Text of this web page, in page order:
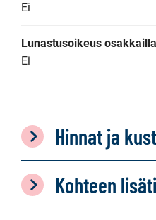
Ei
Lunastusoikeus osakkailla
Ei
Hinnat ja
Kohteen